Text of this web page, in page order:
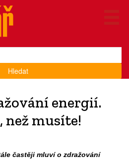
Hledat
energií.
než musíte!
častěji mluví o zdražování